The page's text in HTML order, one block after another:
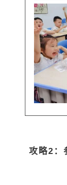
攻略2：